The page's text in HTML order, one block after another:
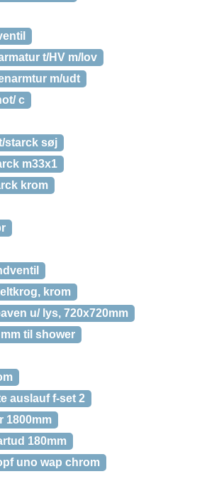
t/HV m/lov
m/udt
c
starck søj
m33x1
krom
krom
u/ lys, 720x720mm
til shower
auslauf f-set 2
1800mm
180mm
uno wap chrom